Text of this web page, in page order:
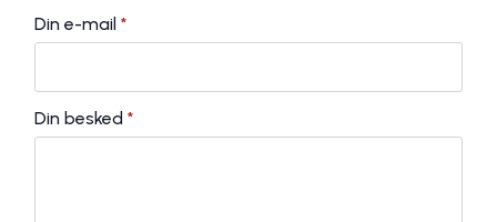
Din e-mail *
Din besked *